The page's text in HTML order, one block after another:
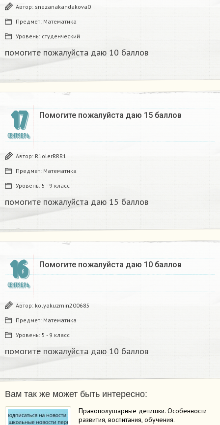
Автор: snezanakandakova0
Предмет: Математика
Уровень: студенческий
помогите пожалуйста даю 10 баллов ​
17
СЕНТЯБРЬ
Помогите пожалуйста даю 15 баллов ​
Автор: R1olerRRR1
Предмет: Математика
Уровень: 5 - 9 класс
помогите пожалуйста даю 15 баллов ​
16
СЕНТЯБРЬ
Помогите пожалуйста даю 10 баллов​
Автор: kolyakuzmin200685
Предмет: Математика
Уровень: 5 - 9 класс
помогите пожалуйста даю 10 баллов​
Вам так же может быть интересно:
Правополушарные детишки. Особенности
развития, воспитания, обучения.